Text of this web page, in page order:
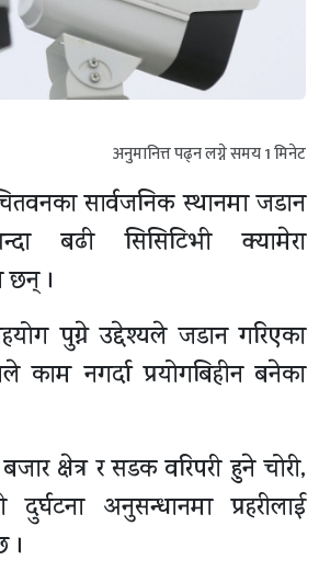
अनुमानित्त पढ्न लग्ने समय1मिनेट
सार्वजनिक स्थानमा जडान
बढी सिसिटिभी क्यामेरा
छन् ।
पुग्ने उद्देश्यले जडान गरिएका
काम नगर्दा प्रयोगबिहीन बनेका
क्षेत्र र सडक वरिपरी हुने चोरी,
अनुसन्धानमा प्रहरीलाई
।